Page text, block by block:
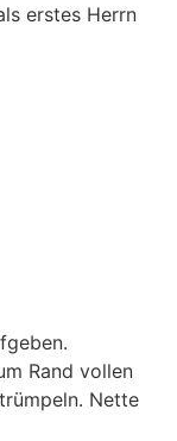
erstes Herrn
Rand vollen
Nette